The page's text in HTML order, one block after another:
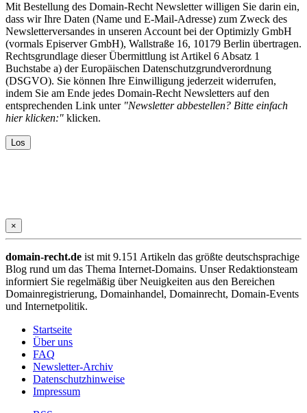
Mit Bestellung des Domain-Recht Newsletter willigen Sie darin ein,
dass wir Ihre Daten (Name und E-Mail-Adresse) zum Zweck des
Newsletterversandes in unseren Account bei der Optimizly GmbH
(vormals Episerver GmbH), Wallstraße 16, 10179 Berlin übertragen.
Rechtsgrundlage dieser Übermittlung ist Artikel 6 Absatz 1
Buchstabe a) der Europäischen Datenschutzgrundverordnung
(DSGVO). Sie können Ihre Einwilligung jederzeit widerrufen,
indem Sie am Ende jedes Domain-Recht Newsletters auf den
entsprechenden Link unter "Newsletter abbestellen? Bitte einfach
hier klicken:" klicken.
×
domain-recht.de ist mit 9.151 Artikeln das größte deutschsprachige
Blog rund um das Thema Internet-Domains. Unser Redaktionsteam
informiert Sie regelmäßig über Neuigkeiten aus den Bereichen
Domainregistrierung, Domainhandel, Domainrecht, Domain-Events
und Internetpolitik.
Startseite
Über uns
FAQ
Newsletter-Archiv
Datenschutzhinweise
Impressum